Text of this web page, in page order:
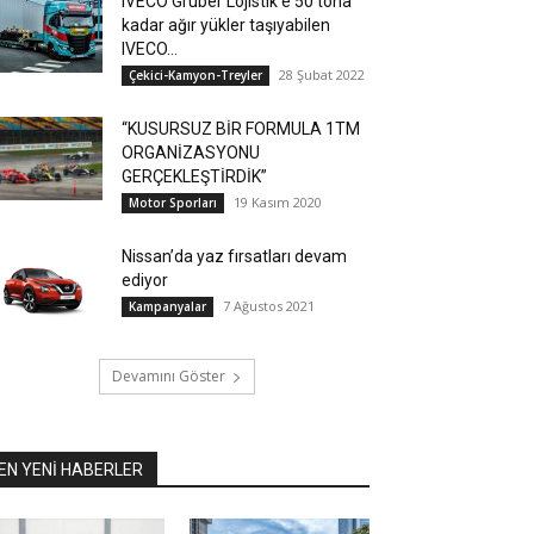
kadar ağır yükler taşıyabilen
IVECO...
Çekici-Kamyon-Treyler 28 Şubat 2022
“KUSURSUZ BİR FORMULA 1TM
ORGANİZASYONU
GERÇEKLEŞTİRDİK”
Motor Sporları 19 Kasım 2020
Nissan’da yaz fırsatları devam
ediyor
Kampanyalar 7 Ağustos 2021
Devamını Göster
YENİ HABERLER